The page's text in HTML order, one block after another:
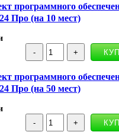
программного
(на 10 мест)
программного
(на 50 мест)